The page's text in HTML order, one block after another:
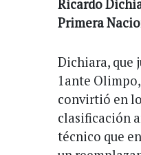
Ricardo
Primera
Dichiara, que
1ante
convirtió en
clasificación
técnico que